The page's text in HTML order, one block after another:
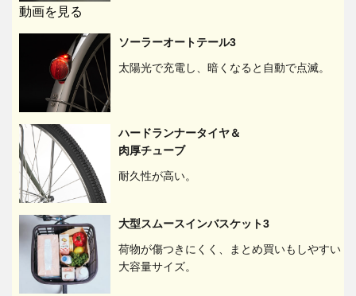
動画を見る
ソーラーオートテール3
太陽光で充電し、暗くなると自動で点滅。
ハードランナータイヤ＆
肉厚チューブ
耐久性が高い。
大型スムースインバスケット3
荷物が傷つきにくく、まとめ買いもしやすい
大容量サイズ。